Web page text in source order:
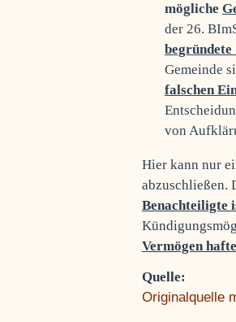
mögliche
der 26.
Gemeinde
falschen
von
Hier kann nur
abzuschließen.
Benachteiligte
Vermögen
Quelle:
Originalquelle